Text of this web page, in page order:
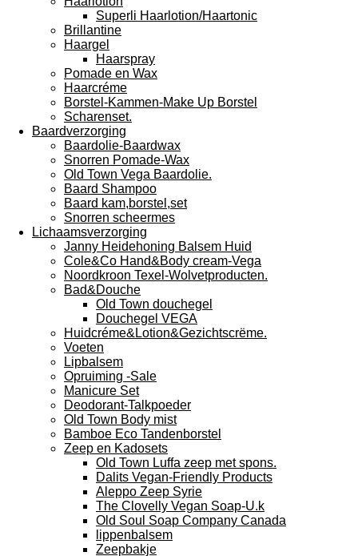
Superli Haarlotion/Haartonic
Brillantine
Haargel
Haarspray
Pomade en Wax
Haarcréme
Borstel-Kammen-Make Up Borstel
Scharenset.
Baardverzorging
Baardolie-Baardwax
Snorren Pomade-Wax
Old Town Vega Baardolie.
Baard Shampoo
Baard kam,borstel,set
Snorren scheermes
Lichaamsverzorging
Janny Heidehoning Balsem Huid
Cole&Co Hand&Body cream-Vega
Noordkroon Texel-Wolvetproducten.
Bad&Douche
Old Town douchegel
Douchegel VEGA
Huidcréme&Lotion&Gezichtscrëme.
Voeten
Lipbalsem
Opruiming -Sale
Manicure Set
Deodorant-Talkpoeder
Old Town Body mist
Bamboe Eco Tandenborstel
Zeep en Kadosets
Old Town Luffa zeep met spons.
Dalits Vegan-Friendly Products
Aleppo Zeep Syrie
The Clovelly Vegan Soap-U.k
Old Soul Soap Company Canada
lippenbalsem
Zeepbakje